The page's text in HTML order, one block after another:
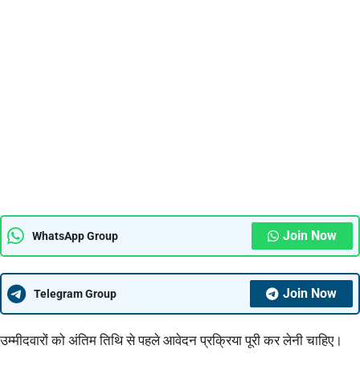
WhatsApp Group Join Now
Telegram Group Join Now
उम्मीदवारों को अंतिम तिथि से पहले आवेदन प्रक्रिया पूरी कर लेनी चाहिए।